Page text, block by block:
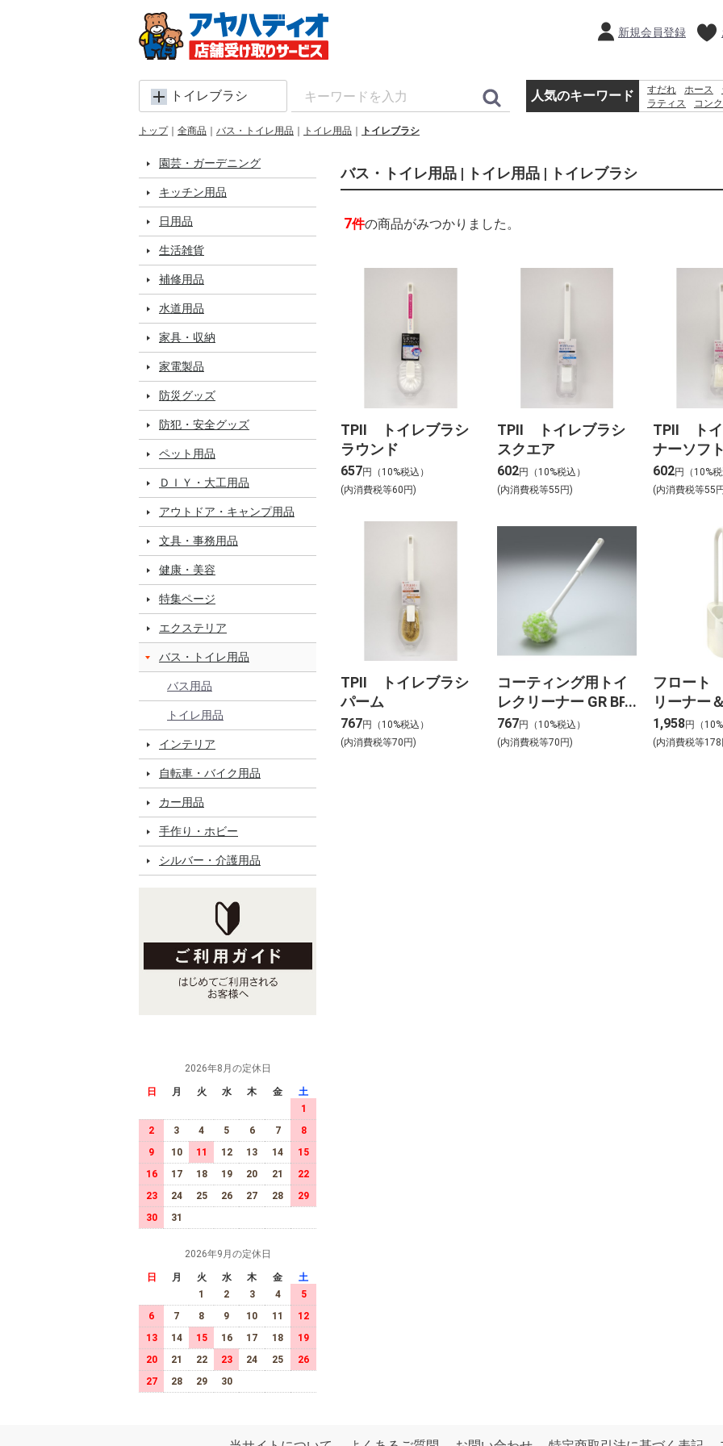
新規会員登録
トイレブラシ 人気のキーワード すだれ ホース
ラティス
コン
トップ 全商品 バス・トイレ用品 トイレ用品 トイレブラシ
園芸・ガーデニング
キッチン用品
日用品
生活雑貨
補修用品
水道用品
家具・収納
家電製品
防災グッズ
防犯・安全グッズ
ペット用品
ＤＩＹ・大工用品
アウトドア・キャンプ用品
文具・事務用品
健康・美容
特集ページ
エクステリア
バス・トイレ用品
バス用品
トイレ用品
インテリア
自転車・バイク用品
カー用品
手作り・ホビー
シルバー・介護用品
2026年8月の定休日
日 月 火 水 木 金
土
1
2
3 4 5 6 7
8
9
10 11 12 13 14
15
16
17 18 19 20 21
22
23
24 25 26 27 28
29
30
31
2026年9月の定休日
日 月 火 水 木 金
土
1
2 3 4
5
6
7 8 9 10 11
12
13
14 15 16 17 18
19
20
21 22 23 24 25
26
27
28 29 30
バス・トイレ用品 | トイレ用品 | トイレブラシ
7件の商品がみつかりました。
TPII トイレブラシ
ラウンド
657円（10%税込）
(内消費税等60円)
TPII トイレブラシ
スクエア
602円（10%税込）
(内消費税等55円)
TPII トイ
ナーソフト
602円（10%税
(内消費税等55
TPII トイレブラシ
パーム
767円（10%税込）
(内消費税等70円)
コーティング用トイ
レクリーナー GR BF-
65
767円（10%税込）
(内消費税等70円)
フロート
リーナ
アイボリ
1,958円（10%
(内消費税等178